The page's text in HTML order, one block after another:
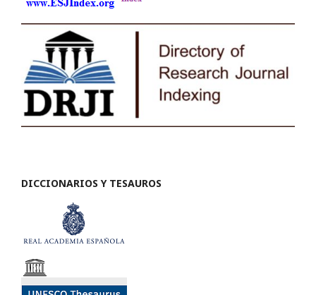
DICCIONARIOS Y TESAUROS